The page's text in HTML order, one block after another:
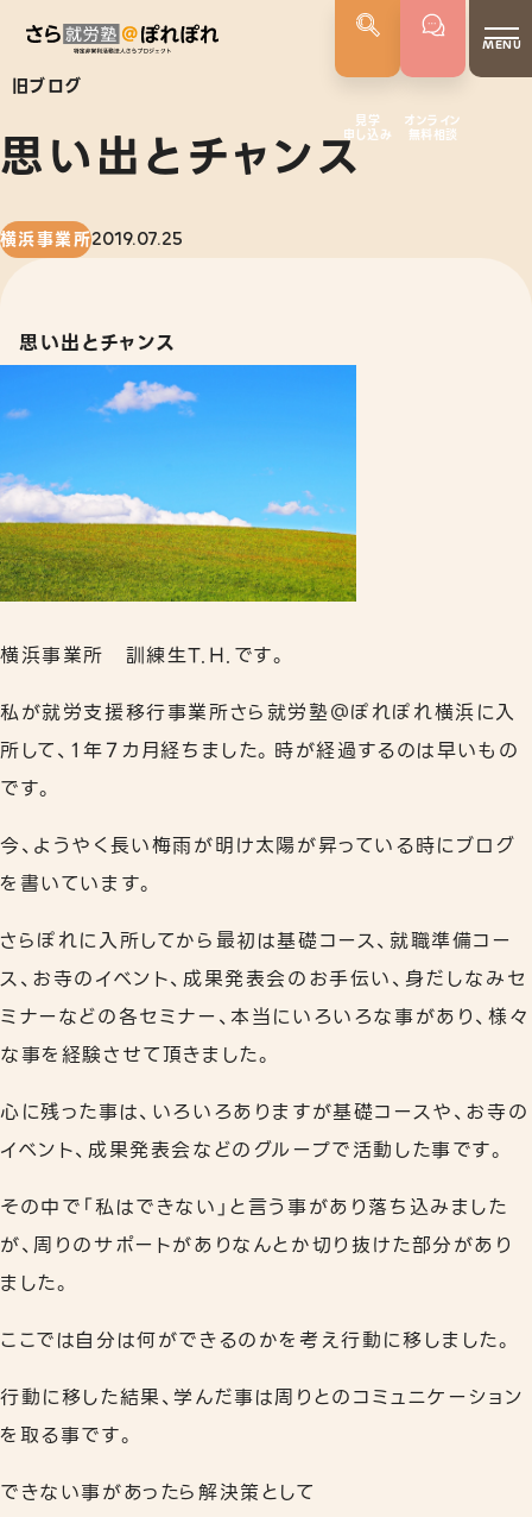
MENU
さらぽれについて
就労実績
代表者あいさつ
サービス
就労移行支援
就労定着支援
若年者就労支援
企業向けサービス
リワークプログラム
下北沢事業所
職員紹介
よくあるご質問
見学
申し込み
オンライン
無料相談
旧ブログ
思い出とチャンス
横浜事業所2019.07.25
思い出とチャンス
横浜事業所 訓練生T.H. です。
私が就労支援移行事業所さら就労塾＠ぽれぽれ横浜に入
所して、１年７カ月経ちました。時が経過するのは早いもの
です。
今、ようやく長い梅雨が明け太陽が昇っている時にブログ
を書いています。
さらぽれに入所してから最初は基礎コース、就職準備コー
ス、お寺のイベント、成果発表会のお手伝い、身だしなみセ
ミナーなどの各セミナー、本当にいろいろな事があり、様々
な事を経験させて頂きました。
心に残った事は、いろいろありますが基礎コースや、お寺の
イベント、成果発表会などのグループで活動した事です。
その中で「私はできない」と言う事があり落ち込みました
が、周りのサポートがありなんとか切り抜けた部分があり
ました。
ここでは自分は何ができるのかを考え行動に移しました。
行動に移した結果、学んだ事は周りとのコミュニケーション
を取る事です。
できない事があったら解決策として